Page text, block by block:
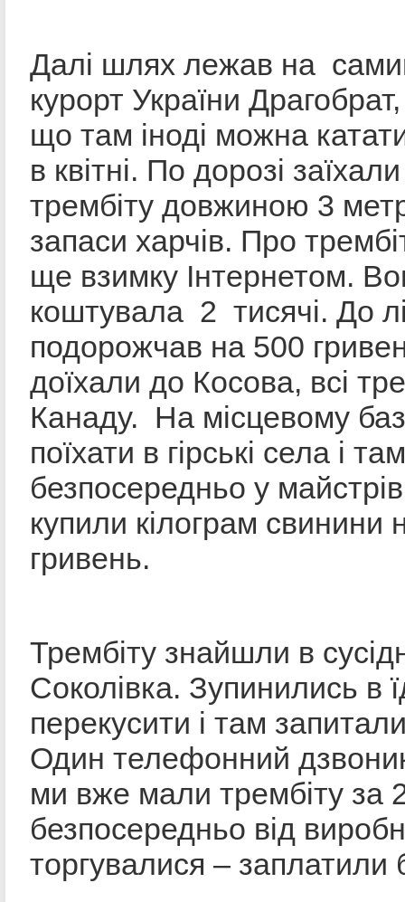
Далі шлях лежав на
курорт України
що там іноді можна
в квітні. По дорозі
трембіту довжиною 3
запаси харчів. Про
ще взимку Інтернетом.
коштувала 2 тисячі. До
подорожчав на 500
доїхали до Косова, всі
Канаду. На місцевому
поїхати в гірські села і
безпосередньо у
купили кілограм
гривень.
Трембіту знайшли в
Соколівка. Зупинились в
перекусити і там
Один телефонний
ми вже мали трембіту за
безпосередньо від
торгувалися –